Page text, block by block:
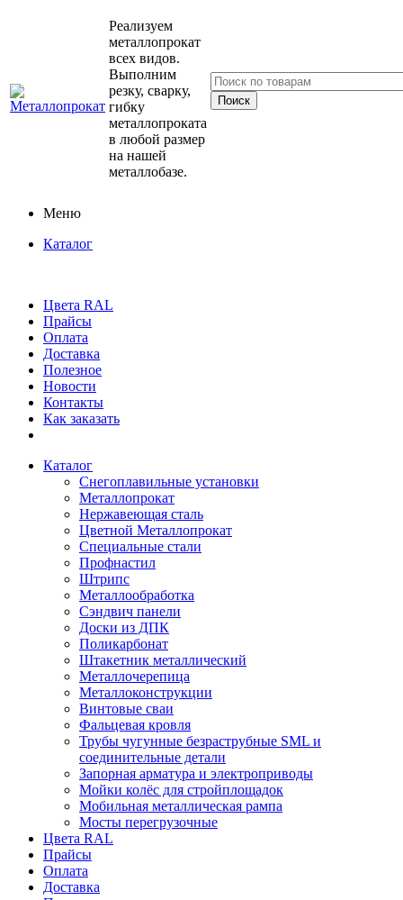
Реализуем
металлопрокат
всех видов.
Выполним
резку, сварку,
гибку
металлопроката
в любой размер
на нашей
металлобазе.
Меню
Каталог
Цвета RAL
Прайсы
Оплата
Доставка
Полезное
Новости
Контакты
Как заказать
Каталог
Снегоплавильные установки
Металлопрокат
Нержавеющая сталь
Цветной Металлопрокат
Специальные стали
Профнастил
Штрипс
Металлообработка
Сэндвич панели
Доски из ДПК
Поликарбонат
Штакетник металлический
Металлочерепица
Металлоконструкции
Винтовые сваи
Фальцевая кровля
Трубы чугунные безраструбные SML и
соединительные детали
Запорная арматура и электроприводы
Мойки колёс для стройплощадок
Мобильная металлическая рампа
Мосты перегрузочные
Цвета RAL
Прайсы
Оплата
Доставка